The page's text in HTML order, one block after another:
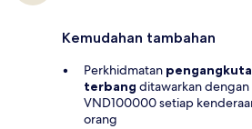
Kemudahan tambahan
Perkhidmatan
terbang ditawarkan dengan
VND100000 setiap
orang